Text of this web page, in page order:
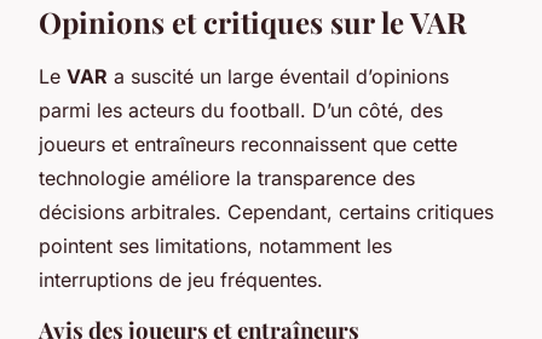
Opinions et critiques sur le VAR
Le VAR a suscité un large éventail d’opinions
parmi les acteurs du football. D’un côté, des
joueurs et entraîneurs reconnaissent que cette
technologie améliore la transparence des
décisions arbitrales. Cependant, certains critiques
pointent ses limitations, notamment les
interruptions de jeu fréquentes.
Avis des joueurs et entraîneurs